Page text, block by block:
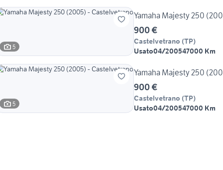
5
Yamaha Majesty 250
900 €
Castelvetrano (TP)
Usato04/200547000 Km
5
Yamaha Majesty 250
900 €
Castelvetrano (TP)
Usato04/200547000 Km